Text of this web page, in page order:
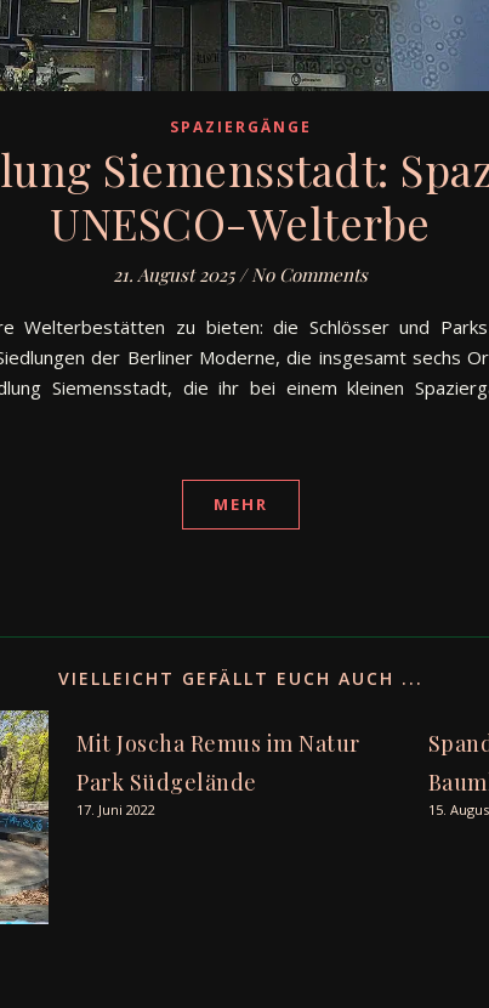
SPAZIERGÄNGE
Siemensstadt:
UNESCO-Welterbe
21. August 2025 / No Comments
Welterbestätten zu bieten: die Schlösser und
der Berliner Moderne, die insgesamt sechs
Siemensstadt, die ihr bei einem kleinen
MEHR
VIELLEICHT GEFÄLLT EUCH AUCH ...
Mit Joscha Remus im Natur
Park Südgelände
17. Juni 2022 15.